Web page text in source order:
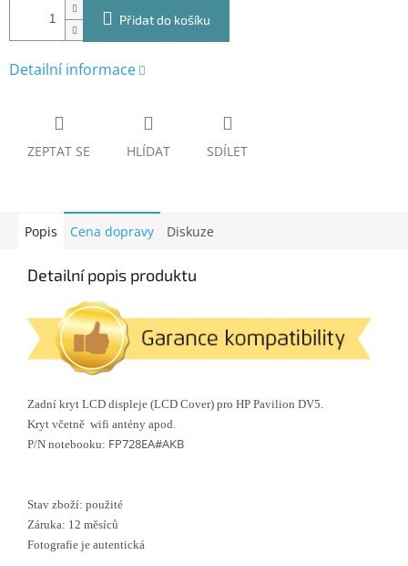
Přidat do košíku
Detailní informace
ZEPTAT SE HLÍDAT SDÍLET
Popis Cena dopravy Diskuze
Detailní popis produktu
Zadní kryt LCD displeje (LCD Cover) pro HP Pavilion DV5.
Kryt včetně wifi antény apod.
P/N notebooku: FP728EA#AKB
Stav zboží: použité
Záruka: 12 měsíců
Fotografie je autentická